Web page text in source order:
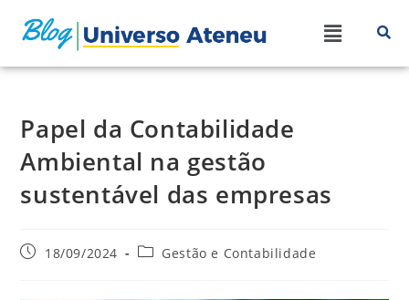
Papel da Contabilidade
Ambiental na gestão
sustentável das empresas
18/09/2024 Gestão e Contabilidade